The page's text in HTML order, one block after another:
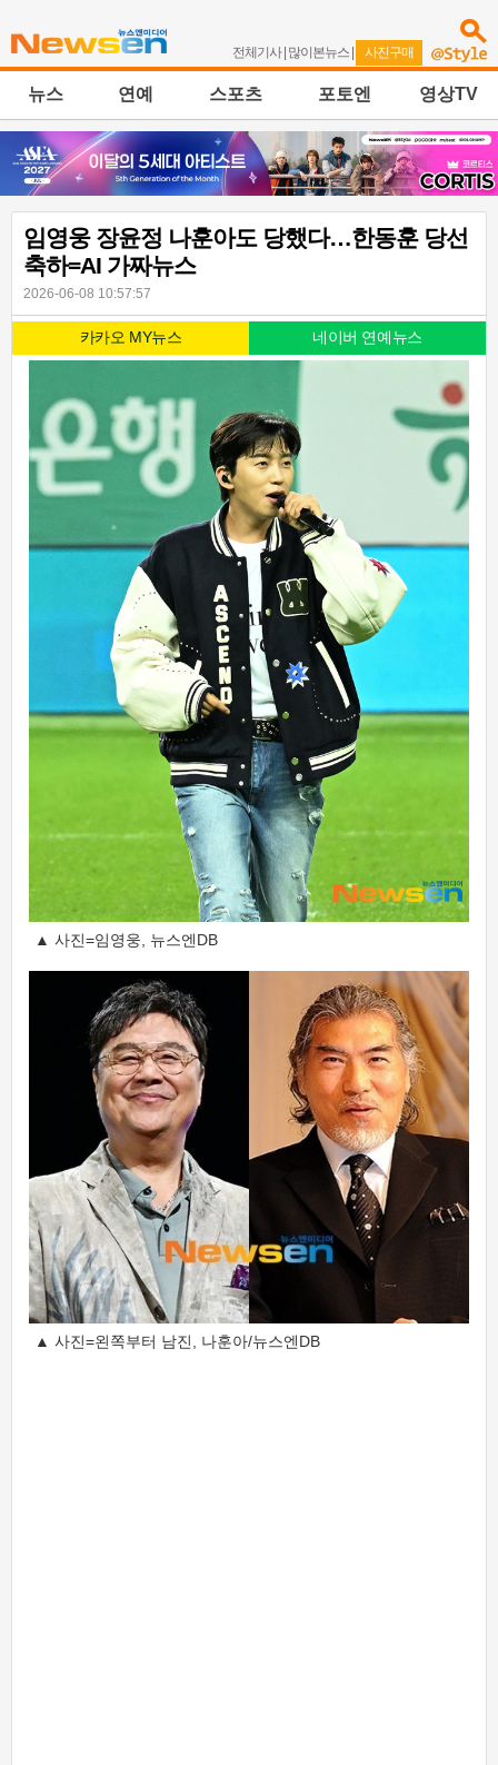
전체기사| 많이본뉴스 | 사진구매
뉴스 연예 스포츠 포토엔 영상TV
임영웅 장윤정 나훈아도 당했다…한동훈 당선
축하=AI 가짜뉴스
2026-06-08 10:57:57
카카오 MY뉴스 네이버 연예뉴스
▲ 사진=임영웅, 뉴스엔DB
▲ 사진=왼쪽부터 남진, 나훈아/뉴스엔DB